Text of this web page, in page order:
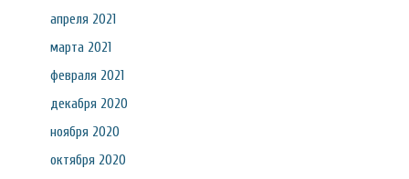
апреля 2021
марта 2021
февраля 2021
декабря 2020
ноября 2020
октября 2020